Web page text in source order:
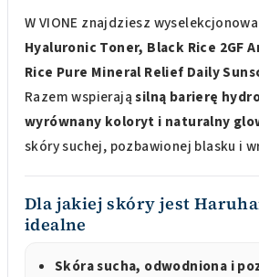
W VIONE znajdziesz
Hyaluronic Toner, Black Rice 2GF
Rice Pure Mineral Relief Daily
Razem wspierająsilną barierę
wyrównany koloryt i naturalny
skóry suchej, pozbawionej blasku i
Dla jakiej skóry jest
idealne
Skóra sucha, odwodniona i